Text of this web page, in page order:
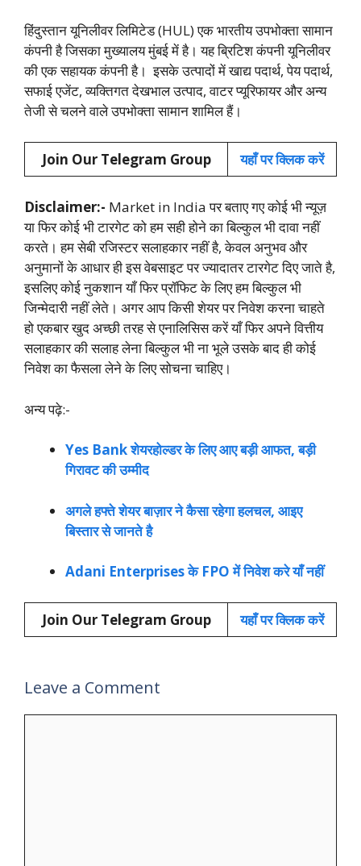
हिंदुस्तान यूनिलीवर लिमिटेड (HUL) एक भारतीय उपभोक्ता सामान
कंपनी है जिसका मुख्यालय मुंबई में है। यह ब्रिटिश कंपनी यूनिलीवर
की एक सहायक कंपनी है। इसके उत्पादों में खाद्य पदार्थ, पेय पदार्थ,
सफाई एजेंट, व्यक्तिगत देखभाल उत्पाद, वाटर प्यूरिफायर और अन्य
तेजी से चलने वाले उपभोक्ता सामान शामिल हैं।
Join Our Telegram Group यहाँ पर क्लिक करें
Disclaimer:- Market in India पर बताए गए कोई भी न्यूज़
या फिर कोई भी टारगेट को हम सही होने का बिल्कुल भी दावा नहीं
करते। हम सेबी रजिस्टर सलाहकार नहीं है, केवल अनुभव और
अनुमानों के आधार ही इस वेबसाइट पर ज्यादातर टारगेट दिए जाते है,
इसलिए कोई नुकशान याँ फिर प्रॉफिट के लिए हम बिल्कुल भी
जिन्मेदारी नहीं लेते। अगर आप किसी शेयर पर निवेश करना चाहते
हो एकबार खुद अच्छी तरह से एनालिसिस करें याँ फिर अपने वित्तीय
सलाहकार की सलाह लेना बिल्कुल भी ना भूले उसके बाद ही कोई
निवेश का फैसला लेने के लिए सोचना चाहिए।
अन्य पढ़े:-
Yes Bank शेयरहोल्डर के लिए आए बड़ी आफत, बड़ी
गिरावट की उम्मीद
अगले हफ्ते शेयर बाज़ार ने कैसा रहेगा हलचल, आइए
बिस्तार से जानते है
Adani Enterprises के FPO में निवेश करे याँ नहीं
Join Our Telegram Group यहाँ पर क्लिक करें
Leave a Comment